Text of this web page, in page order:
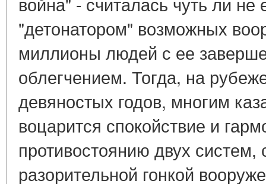
"детонатором" возможных
миллионы людей с ее
облегчением. Тогда, на
девяностых годов, многим
воцарится спокойствие и
противостоянию двух
разорительной гонкой